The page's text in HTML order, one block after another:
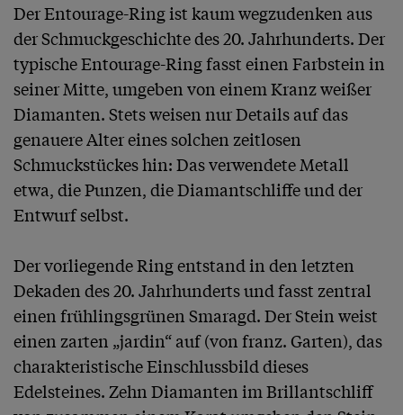
Der Entourage-Ring ist kaum wegzudenken aus
der Schmuckgeschichte des 20. Jahrhunderts. Der
typische Entourage-Ring fasst einen Farbstein in
seiner Mitte, umgeben von einem Kranz weißer
Diamanten. Stets weisen nur Details auf das
genauere Alter eines solchen zeitlosen
Schmuckstückes hin: Das verwendete Metall
etwa, die Punzen, die Diamantschliffe und der
Entwurf selbst.
Der vorliegende Ring entstand in den letzten
Dekaden des 20. Jahrhunderts und fasst zentral
einen frühlingsgrünen Smaragd. Der Stein weist
einen zarten „jardin“ auf (von franz. Garten), das
charakteristische Einschlussbild dieses
Edelsteines. Zehn Diamanten im Brillantschliff